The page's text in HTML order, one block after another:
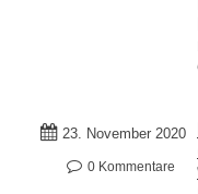
23. November 2020
0 Kommentare